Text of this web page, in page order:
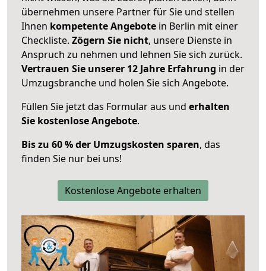
übernehmen unsere Partner für Sie und stellen
Ihnen kompetente Angebote in Berlin mit einer
Checkliste. Zögern Sie nicht, unsere Dienste in
Anspruch zu nehmen und lehnen Sie sich zurück.
Vertrauen Sie unserer 12 Jahre Erfahrung in der
Umzugsbranche und holen Sie sich Angebote.
Füllen Sie jetzt das Formular aus und erhalten
Sie kostenlose Angebote.
Bis zu 60 % der Umzugskosten sparen, das
finden Sie nur bei uns!
Kostenlose Angebote erhalten